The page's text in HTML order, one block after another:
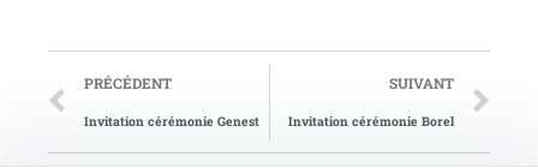
PRÉCÉDENT
Invitation cérémonie Genest
SUIVANT
Invitation cérémonie Borel